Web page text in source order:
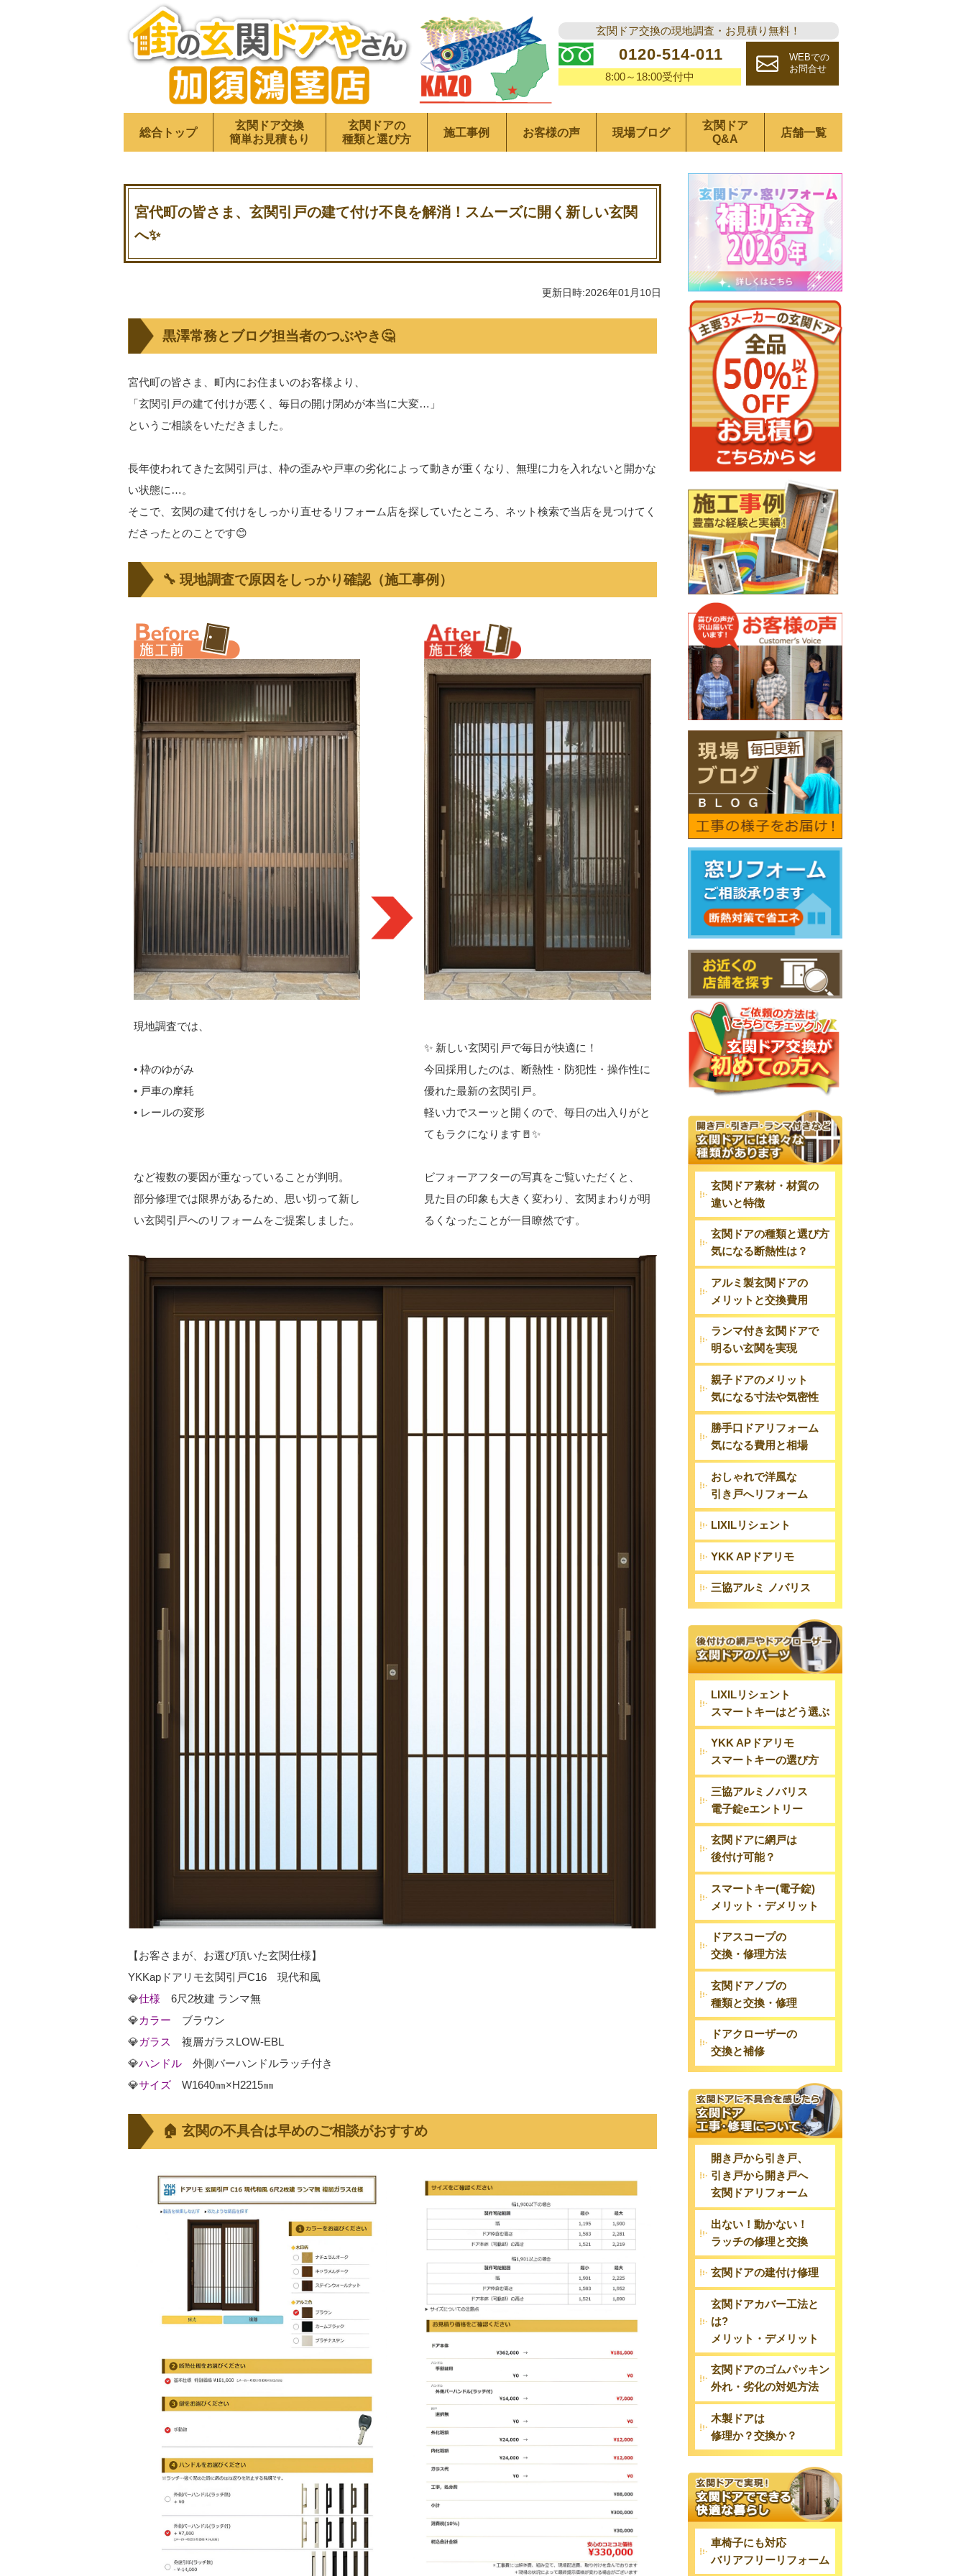
玄関ドア交換の現地調査・お見積り無料！
0120-514-011
8:00～18:00受付中
WEBでの
お問合せ
総合トップ
玄関ドア交換
簡単お見積もり
玄関ドアの
種類と選び方
施工事例 お客様の声 現場ブログ
玄関ドア
Q&A
店舗一覧
宮代町の皆さま、玄関引戸の建て付け不良を解消！スムーズに開く新しい玄関
へ✨
更新日時:2026年01月10日
黒澤常務とブログ担当者のつぶやき🤔
宮代町の皆さま、町内にお住まいのお客様より、
「玄関引戸の建て付けが悪く、毎日の開け閉めが本当に大変…」
というご相談をいただきました。
長年使われてきた玄関引戸は、枠の歪みや戸車の劣化によって動きが重くなり、無理に力を入れないと開かな
い状態に…。
そこで、玄関の建て付けをしっかり直せるリフォーム店を探していたところ、ネット検索で当店を見つけてく
ださったとのことです😊
🔧 現地調査で原因をしっかり確認（施工事例）
現地調査では、
• 枠のゆがみ
• 戸車の摩耗
• レールの変形
など複数の要因が重なっていることが判明。
部分修理では限界があるため、思い切って新し
い玄関引戸へのリフォームをご提案しました。
✨ 新しい玄関引戸で毎日が快適に！
今回採用したのは、断熱性・防犯性・操作性に
優れた最新の玄関引戸。
軽い力でスーッと開くので、毎日の出入りがと
てもラクになります🚪✨
ビフォーアフターの写真をご覧いただくと、
見た目の印象も大きく変わり、玄関まわりが明
るくなったことが一目瞭然です。
【お客さまが、お選び頂いた玄関仕様】
YKKapドアリモ玄関引戸C16 現代和風
💎仕様 6尺2枚建 ランマ無
💎カラー ブラウン
💎ガラス
複層ガラスLOW-EBL
💎ハンドル 外側バーハンドルラッチ付き
💎サイズ W1640㎜×H2215㎜
🏠 玄関の不具合は早めのご相談がおすすめ
玄関ドア素材・材質の
違いと特徴
玄関ドアの種類と選び方
気になる断熱性は？
アルミ製玄関ドアの
メリットと交換費用
ランマ付き玄関ドアで
明るい玄関を実現
親子ドアのメリット
気になる寸法や気密性
勝手口ドアリフォーム
気になる費用と相場
おしゃれで洋風な
引き戸へリフォーム
LIXILリシェント
YKK APドアリモ
三協アルミ ノバリス
LIXILリシェント
スマートキーはどう選ぶ
YKK APドアリモ
スマートキーの選び方
三協アルミノバリス
電子錠eエントリー
玄関ドアに網戸は
後付け可能？
スマートキー(電子錠)
メリット・デメリット
ドアスコープの
交換・修理方法
玄関ドアノブの
種類と交換・修理
ドアクローザーの
交換と補修
開き戸から引き戸、
引き戸から開き戸へ
玄関ドアリフォーム
出ない！動かない！
ラッチの修理と交換
玄関ドアの建付け修理
玄関ドアカバー工法と
は?
メリット・デメリット
玄関ドアのゴムパッキン
外れ・劣化の対処方法
木製ドアは
修理か？交換か？
車椅子にも対応
バリアフリーリフォーム